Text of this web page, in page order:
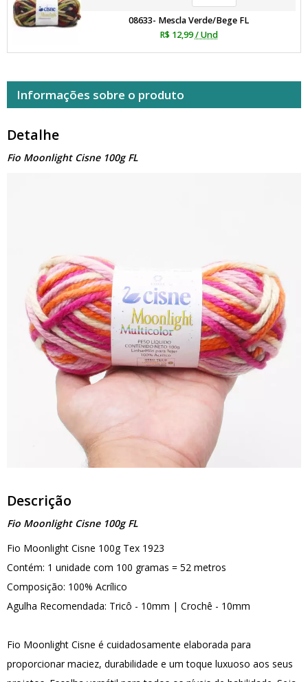
08633- Mescla Verde/Bege FL
R$ 12,99 / Und
Informações sobre o produto
Detalhe
Fio Moonlight Cisne 100g FL
Descrição
Fio Moonlight Cisne 100g FL
Fio Moonlight Cisne 100g Tex 1923
Contém: 1 unidade com 100 gramas = 52 metros
Composição: 100% Acrílico
Agulha Recomendada: Tricô - 10mm | Crochê - 10mm
Fio Moonlight Cisne é cuidadosamente elaborada para
proporcionar maciez, durabilidade e um toque luxuoso aos seus